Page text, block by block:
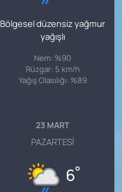
Bölgesel düzensiz yağmur
yağışlı
Nem: %90
Rüzgar: 5 km/h
Yağış Olasılığı: %89
23 MART
PAZARTESI
6°